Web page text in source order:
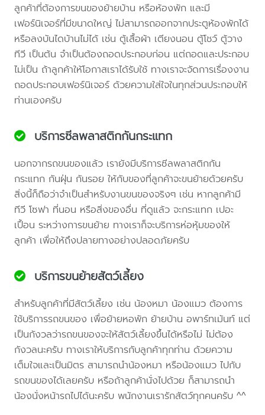
ลูกค้าที่ต้องการขนของย้ายบ้าน หรือห้องพัก และมี
เฟอร์นิเจอร์ที่มีขนาดใหญ่ ไม่สามารถออกจากประตูห้องพักได้
หรือลงบันไดบ้านไม่ได้ เช่น ตู้เสื้อผ้า เตียงนอน ตู้โชว์ ตู้วาง
ทีวี เป็นต้น จำเป็นต้องถอดประกอบก่อน แต่ถอดและประกอบ
ไม่เป็น ถ้าลูกค้าให้โอกาสเราได้รับใช้ ทางเราจะจัดการเรื่องงาน
ถอดประกอบเฟอร์นิเจอร์ ด้วยความใส่ใจในทุกส่วนประกอบให้
ท่านเองครับ
บริการซีลพลาสติกกันกระแทก
นอกจากรถขนของแล้ว เรายังมีบริการซีลพลาสติกกัน
กระแทก กันฝุ่น กันรอย ให้กับของที่ลูกค้าจะขนย้ายด้วยครับ
สิ่งนี้ก็ถือว่าจำเป็นสำหรับงานขนของจริงๆ เช่น หากลูกค้ามี
ทีวี โซฟา ที่นอน หรือสิ่งของอื่น ที่ดูแล้ว จะกระแทก เปอะ
เปื้อน ระหว่างการขนย้าย ทางเราก็จะบริการห่อหุ้มของให้
ลูกค้า เพื่อให้ถึงปลายทางอย่างปลอดภัยครับ
บริการขนย้ายสัตว์เลี้ยง
สำหรับลูกค้าที่มีสัตว์เลี้ยง เช่น น้องหมา น้องแมว ต้องการ
ใช้บริการรถขนของ เพื่อย้ายหอพัก ย้ายบ้าน อพาร์ทเม้นท์ แต่
เป็นกังวลว่ารถขนของจะให้สัตว์เลี้ยงขึ้นได้หรือไม่ ไม่ต้อง
กังวลนะครับ ทางเราให้บริการกับลูกค้าทุกท่าน ด้วยความ
เต็มใจและเป็นมิตร สามารถนำน้องหมา หรือน้องแมว ไปกับ
รถขนของได้เลยครับ หรือถ้าลูกค้านั่งไปด้วย ก็สามารถนำ
น้องนั่งหน้ารถไปได้นะครับ พนักงานเรารักสัตว์ทุกคนครับ ^^